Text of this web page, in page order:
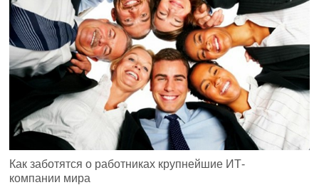
Как заботятся о работниках крупнейшие ИТ-
компании мира